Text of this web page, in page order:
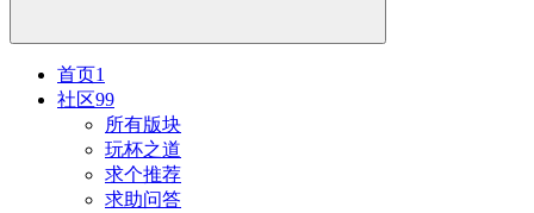
首页1
社区99
所有版块
玩杯之道
求个推荐
求助问答